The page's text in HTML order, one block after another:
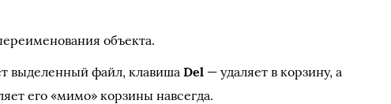
объекта.
выделенный файл, клавишаDel — удаляет в корзину, а
его «мимо» корзины навсегда.